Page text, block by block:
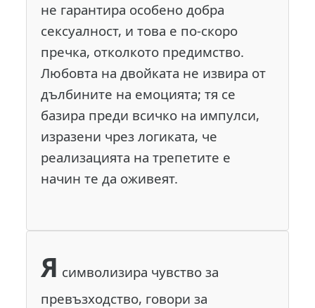
не гарантира особено добра
сексуалност, и това е по-скоро
пречка, отколкото предимство.
Любовта на двойката не извира от
дълбините на емоцията; тя се
базира преди всичко на импулси,
изразени чрез логиката, че
реализацията на трепетите е
начин те да оживеят.
Я символизира чувство за
превъзходство, говори за